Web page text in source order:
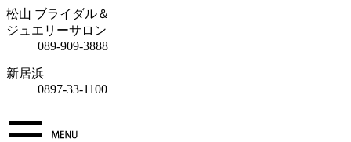
松山 ブライダル＆
ジュエリーサロン
089-909-3888
新居浜
0897-33-1100